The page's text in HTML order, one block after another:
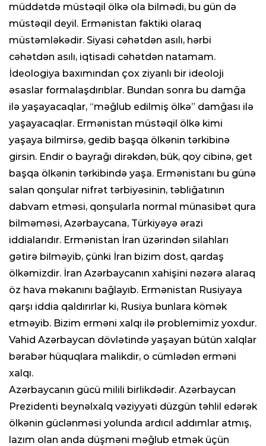
müddətdə müstəqil ölkə ola bilmədi, bu gün də
müstəqil deyil. Ermənistan faktiki olaraq
müstəmləkədir. Siyasi cəhətdən asılı, hərbi
cəhətdən asılı, iqtisadi cəhətdən natamam.
İdeologiya baxımından çox ziyanlı bir ideoloji
əsaslar formalaşdırıblar. Bundan sonra bu damğa
ilə yaşayacaqlar, “məğlub edilmiş ölkə” damğası ilə
yaşayacaqlar. Ermənistan müstəqil ölkə kimi
yaşaya bilmirsə, gedib başqa ölkənin tərkibinə
girsin. Endir o bayrağı dirəkdən, bük, qoy cibinə, get
başqa ölkənin tərkibində yaşa. Ermənistanı bu günə
salan qonşular nifrət tərbiyəsinin, təbliğatının
dabvam etməsi, qonşularla normal münasibət qura
bilməməsi, Azərbaycana, Türkiyəyə ərazi
iddialarıdır. Ermənistan İran üzərindən silahları
gətirə bilməyib, çünki İran bizim dost, qardaş
ölkəmizdir. İran Azərbaycanın xahişini nəzərə alaraq
öz hava məkanını bağlayıb. Ermənistan Rusiyaya
qarşı iddia qaldırırlar ki, Rusiya bunlara kömək
etməyib. Bizim erməni xalqı ilə problemimiz yoxdur.
Vahid Azərbaycan dövlətində yaşayan bütün xalqlar
bərabər hüquqlara malikdir, o cümlədən erməni
xalqı.
Azərbaycanın gücü milili birlikdədir. Azərbaycan
Prezidenti beynəlxalq vəziyyəti düzgün təhlil edərək
ölkənin güclənməsi yolunda ardıcıl addımlar atmış,
lazım olan anda düşməni məğlub etmək üçün